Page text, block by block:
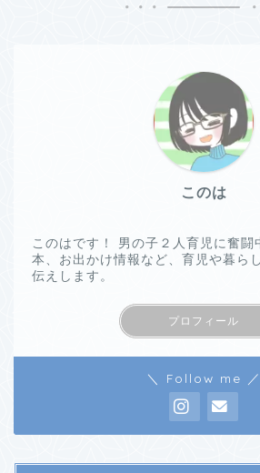
このは
このはです！ 男の子２人育児に奮闘
本、お出かけ情報など、育児や暮ら
伝えします。
プロフィール
＼ Follow me ／